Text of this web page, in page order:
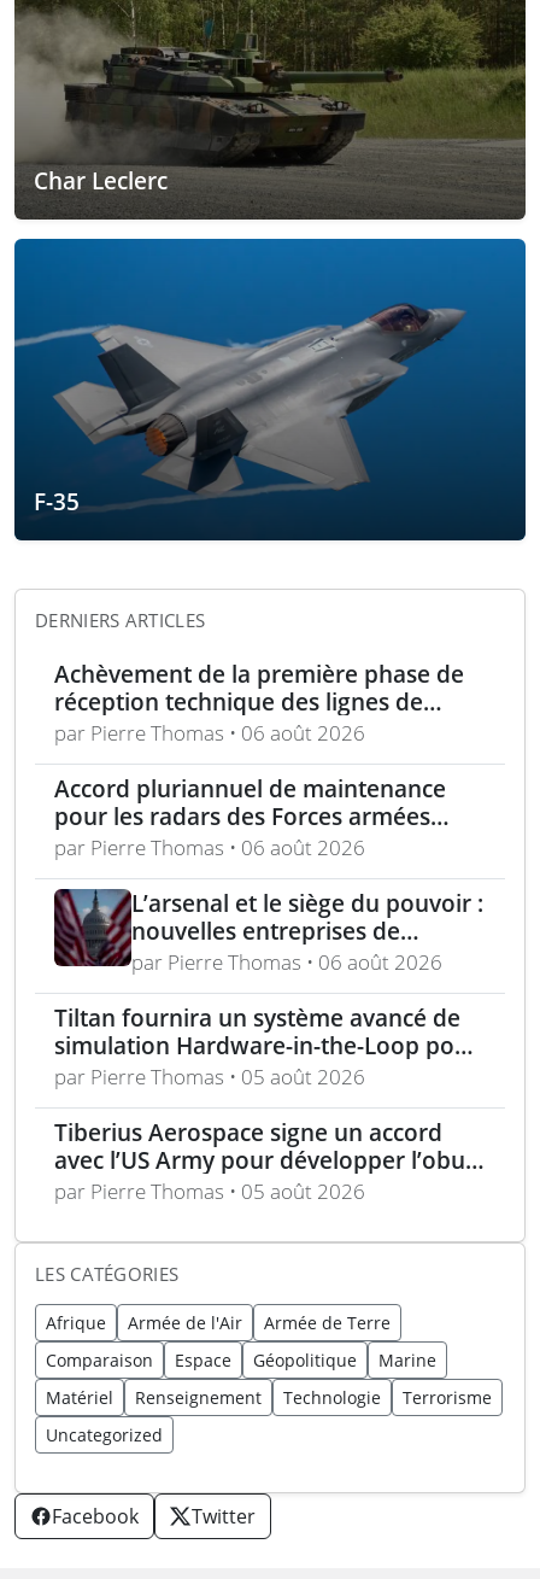
Char Leclerc
F-35
DERNIERS ARTICLES
Achèvement de la première phase de
réception technique des lignes de
production d’armement gros calibre
par Pierre Thomas • 06 août 2026
Accord pluriannuel de maintenance
pour les radars des Forces armées
polonaises
par Pierre Thomas • 06 août 2026
L’arsenal et le siège du pouvoir :
nouvelles entreprises de
défense, capital-risque et
politique industrielle des États
par Pierre Thomas • 06 août 2026
Tiltan fournira un système avancé de
simulation Hardware-in-the-Loop pour
un programme électro-optique IR
unique
par Pierre Thomas • 05 août 2026
Tiberius Aerospace signe un accord
avec l’US Army pour développer l’obus
d’artillerie guidée Sceptre
par Pierre Thomas • 05 août 2026
LES CATÉGORIES
Afrique Armée de l'Air
Armée de Terre
Comparaison
Espace Géopolitique
Marine
Matériel
Renseignement Technologie
Terrorisme
Uncategorized
Facebook Twitter